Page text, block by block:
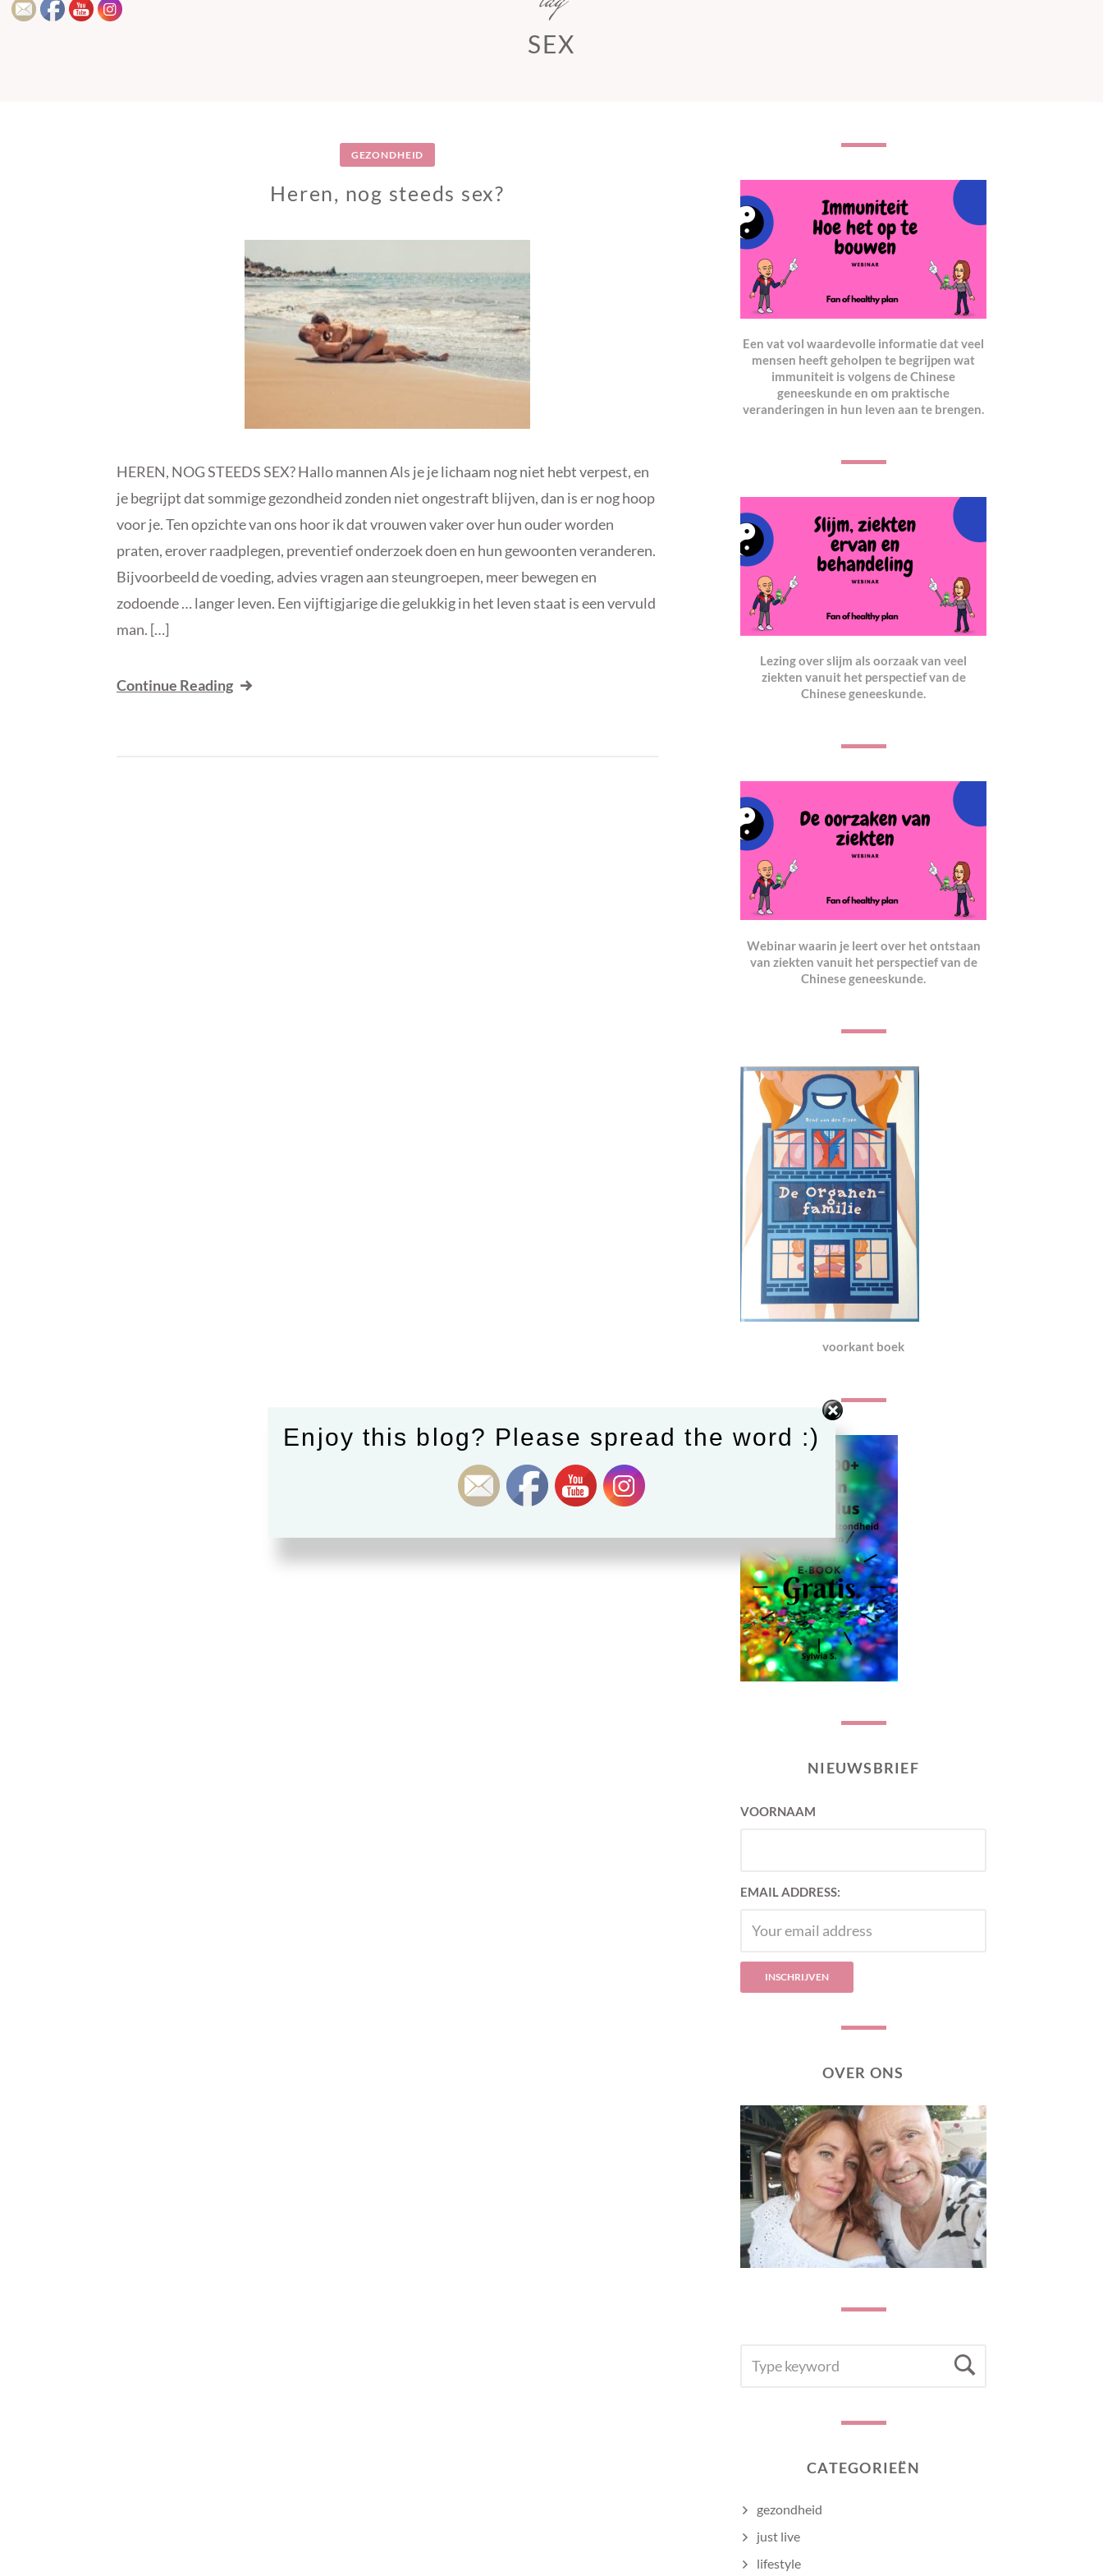
SEX
GEZONDHEID
Heren, nog steeds sex?
HEREN, NOG STEEDS SEX? Hallo mannen Als je je lichaam nog niet hebt verpest, en
je begrijpt dat sommige gezondheid zonden niet ongestraft blijven, dan is er nog hoop
voor je. Ten opzichte van ons hoor ik dat vrouwen vaker over hun ouder worden
praten, erover raadplegen, preventief onderzoek doen en hun gewoonten veranderen.
Bijvoorbeeld de voeding, advies vragen aan steungroepen, meer bewegen en
zodoende … langer leven. Een vijftigjarige die gelukkig in het leven staat is een vervuld
man. […]
Continue Reading
Een vat vol waardevolle informatie dat veel
mensen heeft geholpen te begrijpen wat
immuniteit is volgens de Chinese
geneeskunde en om praktische
veranderingen in hun leven aan te brengen.
Lezing over slijm als oorzaak van veel
ziekten vanuit het perspectief van de
Chinese geneeskunde.
Webinar waarin je leert over het ontstaan
van ziekten vanuit het perspectief van de
Chinese geneeskunde.
voorkant boek
NIEUWSBRIEF
VOORNAAM
EMAIL ADDRESS:
OVER ONS
FOR:
CATEGORIEËN
gezondheid
just live
lifestyle
Enjoy this blog? Please spread the word :)